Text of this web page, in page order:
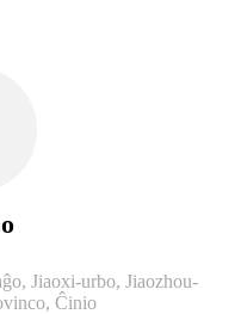
Jiaoxi-urbo, Jiaozhou-
Ĉinio